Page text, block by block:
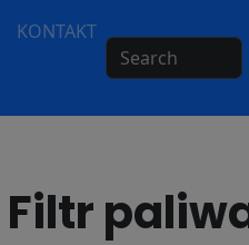
KONTAKT
Filtr